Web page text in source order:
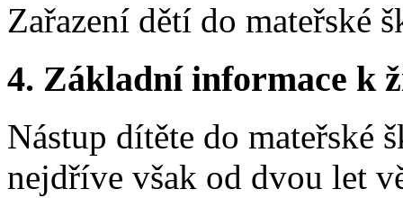
Zařazení dětí do mateřské
4. Základní informace k
Nástup dítěte do
nejdříve však od dvou let